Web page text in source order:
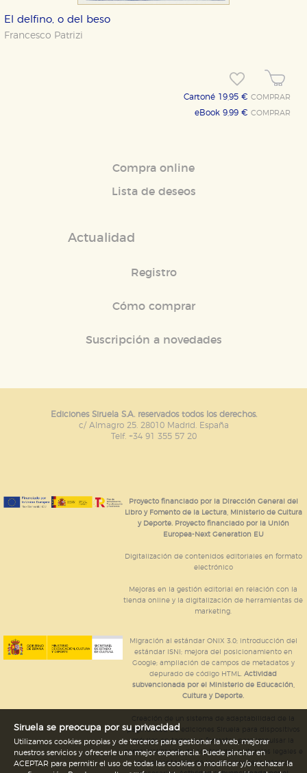
El delfino, o del beso
Francesco Patrizi
Cartoné 19,95 € COMPRAR
eBook 9,99 € COMPRAR
Compra online
Lista de deseos
Actualidad
Registro
Cómo comprar
Suscripción a novedades
Ediciones Siruela S.A. reservados todos los derechos.
c/ Almagro 25. 28010 Madrid. España
Telf. +34 91 355 57 20
Proyecto financiado por la Dirección General del
Libro y Fomento de la Lectura, Ministerio de Cultura
y Deporte. Proyecto financiado por la Unión
Europea-Next Generation EU
Digitalización de contenidos editoriales en formato
electrónico
Mejoras en la gestión editorial en relación con la
tienda online y la digitalización de herramientas de
marketing.
Migración al estándar ONIX 3.0; introducción del
estándar ISNI; mejora del posicionamiento en
Google; ampliación de campos de metadatos y
depurado de código HTML.Actividad
subvencionada por el Ministerio de Educación,
Cultura y Deporte.
página web de ediciones Siruela para dispositivos
móviles en todos sus formatos para impulsar la
comercialización de contenidos culturales legales e
implementación de los recursos tecnológicos
Siruela se preocupa por su privacidad
Utilizamos cookies propias y de terceros para gestionar la web, mejorar
nuestros servicios y ofrecerle una mejor experiencia. Puede pinchar en
ACEPTAR para permitir el uso de todas las cookies o modificar y/o rechazar la